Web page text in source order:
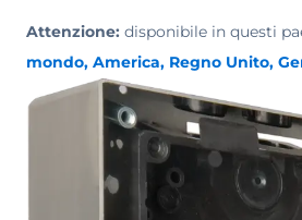
Attenzione: disponibile in questi
mondo, America, Regno Unito,